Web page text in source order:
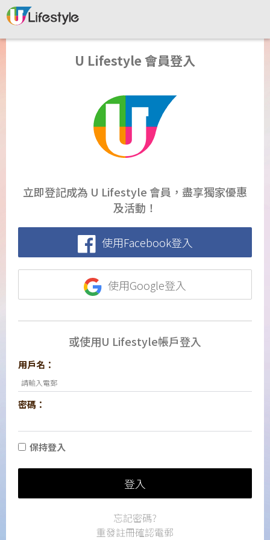
U Lifestyle 會員登入
立即登記成為 U Lifestyle 會員，盡享獨家優惠
及活動！
使用Facebook登入
使用Google登入
或使用U Lifestyle帳戶登入
用戶名：
密碼：
保持登入
登入
忘記密碼?
重發註冊確認電郵